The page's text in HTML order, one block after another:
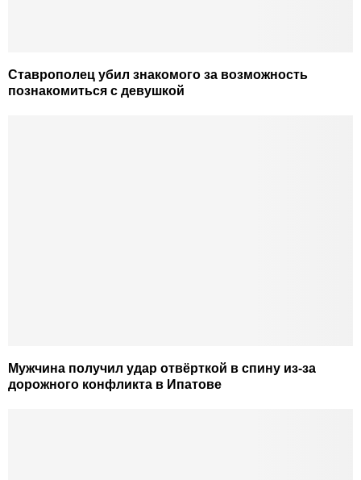
Ставрополец убил знакомого за возможность
познакомиться с девушкой
Мужчина получил удар отвёрткой в спину из-за
дорожного конфликта в Ипатове